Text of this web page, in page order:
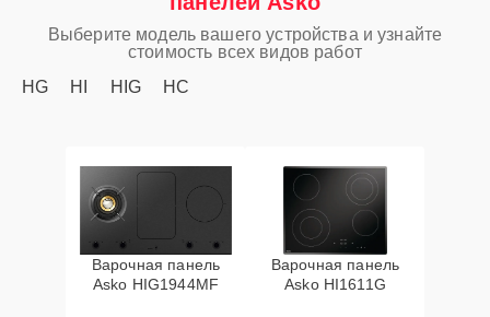
Выберите модель вашего устройства и узнайте
стоимость всех видов работ
HG
HI HIG HC
Варочная панель
Asko HIG1944MF
Варочная панель
Asko HI1611G